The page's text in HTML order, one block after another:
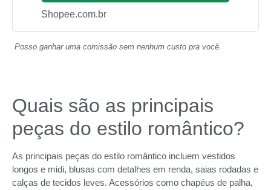
Shopee.com.br
Posso ganhar uma comissão sem nenhum custo pra você.
Quais são as principais
peças do estilo romântico?
As principais peças do estilo romântico incluem vestidos
longos e midi, blusas com detalhes em renda, saias rodadas e
calças de tecidos leves. Acessórios como chapéus de palha,